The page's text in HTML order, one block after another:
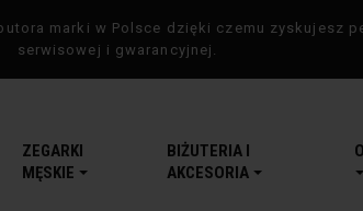
marki w Polsce dzięki czemu zyskujesz
serwisowej i gwarancyjnej.
ZEGARKI
MĘSKIE
BIŻUTERIA I
AKCESORIA